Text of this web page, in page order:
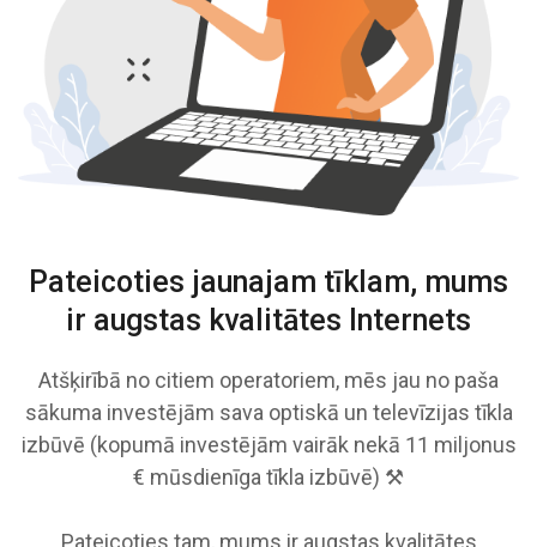
Pateicoties jaunajam tīklam, mums
ir augstas kvalitātes Internets
Atšķirībā no citiem operatoriem, mēs jau no paša
sākuma investējām sava optiskā un televīzijas tīkla
izbūvē (kopumā investējām vairāk nekā 11 miljonus
€ mūsdienīga tīkla izbūvē) ⚒️
Pateicoties tam, mums ir augstas kvalitātes